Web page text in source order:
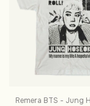
Remera BTS - Jung